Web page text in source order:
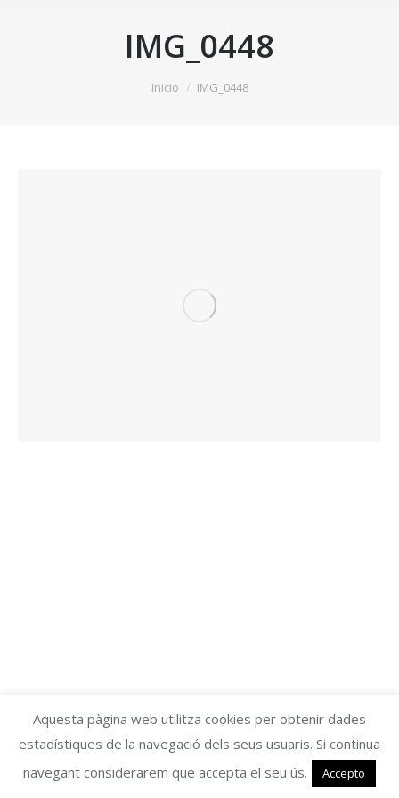
IMG_0448
Inicio IMG_0448
Aquesta pàgina web utilitza cookies per obtenir dades
estadístiques de la navegació dels seus usuaris. Si continua
navegant considerarem que accepta el seu ús.
Accepto